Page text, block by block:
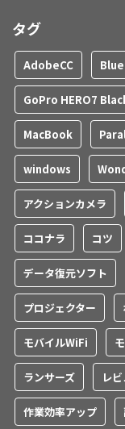
タグ
AdobeCC
GoPro HERO7
MacBook
windows
アクションカメラ
ココナラ コツ
データ復元ソフト
プロジェクター
モバイルWiFi
ランサーズ レ
作業効率アップ